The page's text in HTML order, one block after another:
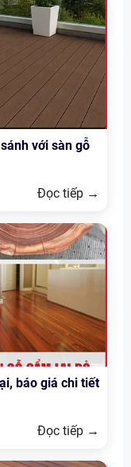
với sàn gỗ
Đọc tiếp →
báo giá chi tiết
Đọc tiếp →